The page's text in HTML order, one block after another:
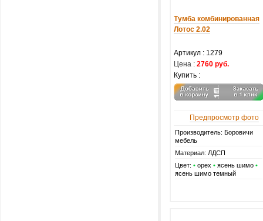
Тумба комбинированная
Лотос 2.02
Артикул : 1279
Цена : 2760 руб.
Купить :
Предпросмотр фото
Производитель: Боровичи
мебель
Материал: ЛДСП
Цвет: • орех • ясень шимо •
ясень шимо темный